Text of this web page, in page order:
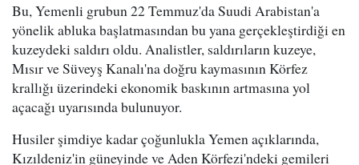
Bu, Yemenli grubun 22 Temmuz'da Suudi Arabistan'a
yönelik abluka başlatmasından bu yana gerçekleştirdiği en
kuzeydeki saldırı oldu. Analistler, saldırıların kuzeye,
Mısır ve Süveyş Kanalı'na doğru kaymasının Körfez
krallığı üzerindeki ekonomik baskının artmasına yol
açacağı uyarısında bulunuyor.
Husiler şimdiye kadar çoğunlukla Yemen açıklarında,
Kızıldeniz'in güneyinde ve Aden Körfezi'ndeki gemileri